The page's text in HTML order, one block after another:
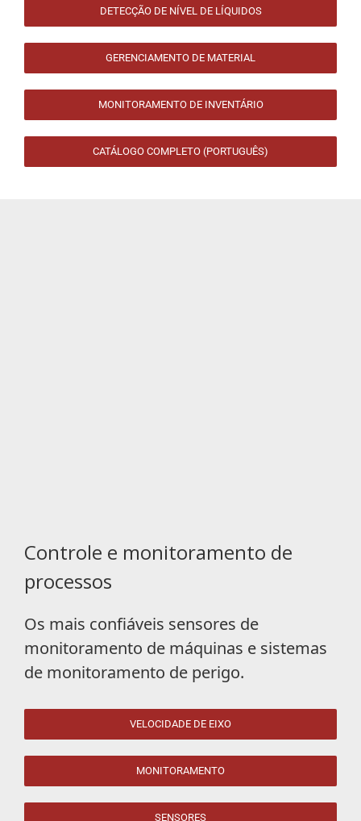
DETECÇÃO DE NÍVEL DE LÍQUIDOS
GERENCIAMENTO DE MATERIAL
MONITORAMENTO DE INVENTÁRIO
CATÁLOGO COMPLETO (PORTUGUÊS)
Controle e monitoramento de
processos
Os mais confiáveis ​​sensores de
monitoramento de máquinas e sistemas
de monitoramento de perigo.
VELOCIDADE DE EIXO
MONITORAMENTO
SENSORES